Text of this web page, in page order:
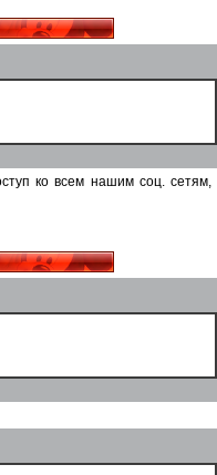
ко всем нашим соц. сетям,